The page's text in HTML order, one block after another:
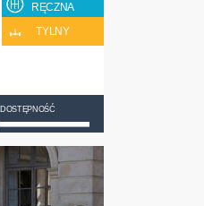
RĘCZNA
TYLNY
DOSTĘPNOŚĆ